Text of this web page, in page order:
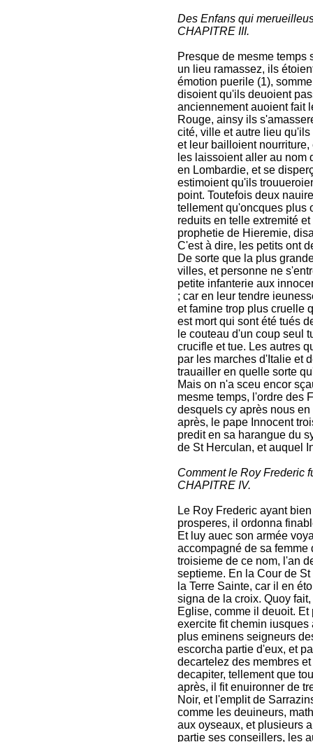
Des Enfans qui
CHAPITRE III.
Presque de mesme temps
un lieu ramassez, ils
émotion puerile (1),
disoient qu'ils deuoient
anciennement auoient fait
Rouge, ainsy ils
cité, ville et autre lieu
et leur bailloient
les laissoient aller au nom
en Lombardie, et se
estimoient qu'ils
point. Toutefois deux
tellement qu'oncques plus
reduits en telle extremité
prophetie de Hieremie,
C'est à dire, les petits ont
De sorte que la plus
villes, et personne ne
petite infanterie aux
; car en leur tendre
et famine trop plus cruelle
est mort qui sont été tués
le couteau d'un coup seul
crucifle et tue. Les autres
par les marches d'Italie et
trauailler en quelle sorte
Mais on n'a sceu encor
mesme temps, l'ordre des
desquels cy après nous
après, le pape Innocent
predit en sa harangue du
de St Herculan, et auquel
Comment le Roy Frederic
CHAPITRE IV.
Le Roy Frederic ayant
prosperes, il ordonna
Et luy auec son armée
accompagné de sa
troisieme de ce nom, l'an
septieme. En la Cour de
la Terre Sainte, car il en
signa de la croix. Quoy
Eglise, comme il deuoit.
exercite fit chemin
plus eminens seigneurs
escorcha partie d'eux, et
decartelez des membres
decapiter, tellement que
après, il fit enuironner de
Noir, et l'emplit de
comme les deuineurs,
aux oyseaux, et plusieurs
partie ses conseillers, les